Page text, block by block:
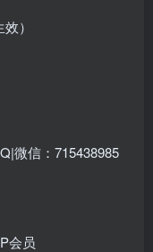
）
微信：715438985
会员